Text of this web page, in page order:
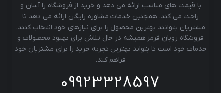
با قیمت های مناسب ارائه می دهد و خرید از فروشگاه را آسان و
راحت می کند. همچنین خدمات مشاوره رایگان ارائه می دهد تا
مشتریان بتوانند بهترین محصول را برای نیازهای خود انتخاب کنند.
فروشگاه روبان قرمز همیشه در حال تلاش برای بهبود محصولات و
خدمات خود است تا بتواند بهترین تجربه خرید را برای مشتریان خود
فراهم کند.
09923328597